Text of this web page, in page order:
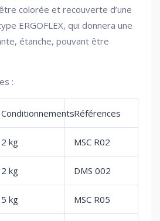
colorée et recouverte d’une
ERGOFLEX, qui donnera une
étanche, pouvant être
:
ConditionnementsRéférences
2 kg MSC R02
2 kg DMS 002
5 kg MSC R05